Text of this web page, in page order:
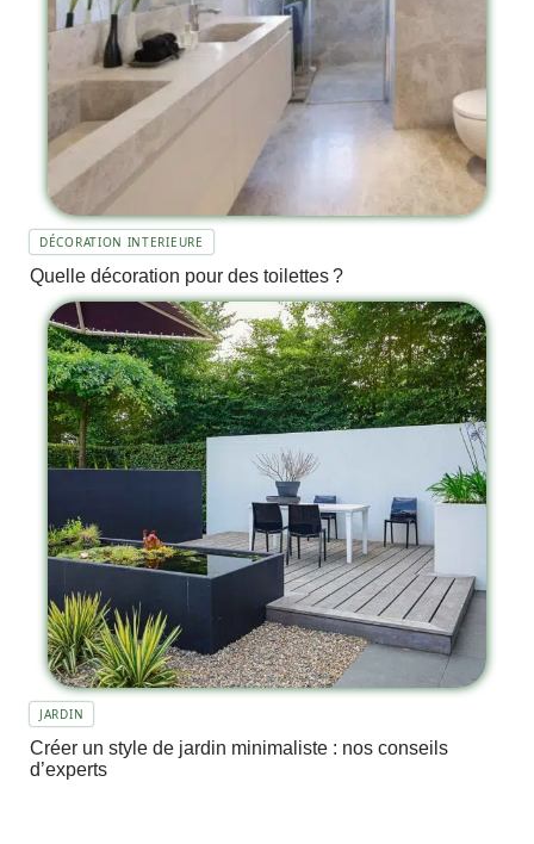
DÉCORATION INTERIEURE
Quelle décoration pour des toilettes ?
JARDIN
Créer un style de jardin minimaliste : nos conseils
d’experts